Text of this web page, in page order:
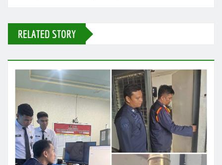
RELATED STORY